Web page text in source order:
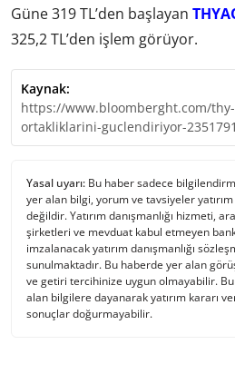
Güne 319 TL’den başlayan
325,2 TL’den işlem görüyor.
Kaynak:
https://www.bloomberght.com/
ortakliklarini-guclendiriyor-2351791
Yasal uyarı: Bu haber sadece
yer alan bilgi, yorum ve tavsiyeler yatırım
değildir. Yatırım danışmanlığı hizmeti,
şirketleri ve mevduat kabul etmeyen
imzalanacak yatırım danışmanlığı
sunulmaktadır. Bu haberde yer alan
ve getiri tercihinize uygun olmayabilir.
alan bilgilere dayanarak yatırım kararı
sonuçlar doğurmayabilir.